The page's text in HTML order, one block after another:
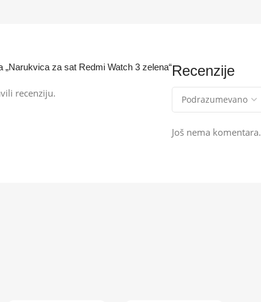
Recenzije
Još nema komentara.
za sat Redmi Watch 3 zelena“
recenziju.